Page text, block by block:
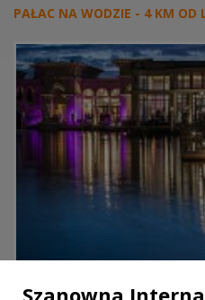
PAŁAC NA WODZIE - 4 KM OD
Szanowna